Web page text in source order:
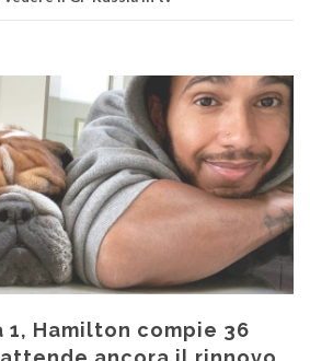
1, Hamilton compie 36